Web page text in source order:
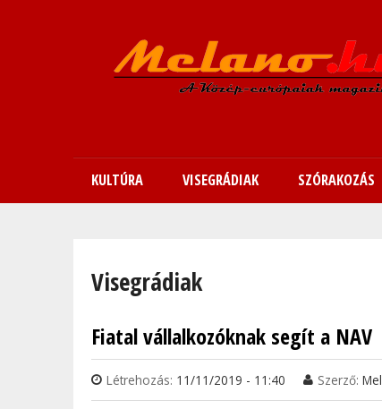
KULTÚRA VISEGRÁDIAK SZÓRAKOZÁS
Visegrádiak
Fiatal vállalkozóknak segít a NAV
Létrehozás: 11/11/2019 - 11:40 Szerző:
Oldalak